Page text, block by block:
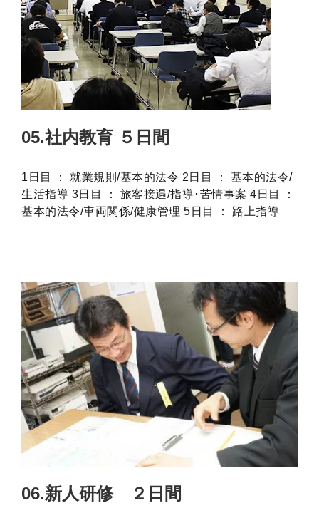
05.社内教育 ５日間
1日目 ： 就業規則/基本的法令 2日目 ： 基本的法令/
生活指導 3日目 ： 旅客接遇/指導･苦情事案 4日目 ：
基本的法令/車両関係/健康管理 5日目 ： 路上指導
06.新人研修 ２日間